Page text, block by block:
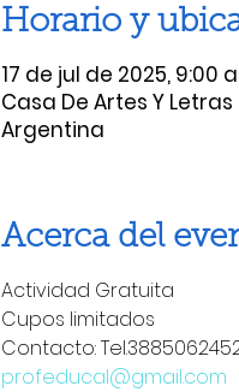
Horario y
17 de jul de 2025, 9:00
Casa De Artes Y
Argentina
Acerca del
Actividad Gratuita
Cupos limitados
Contacto:
profeducal@gmail.com